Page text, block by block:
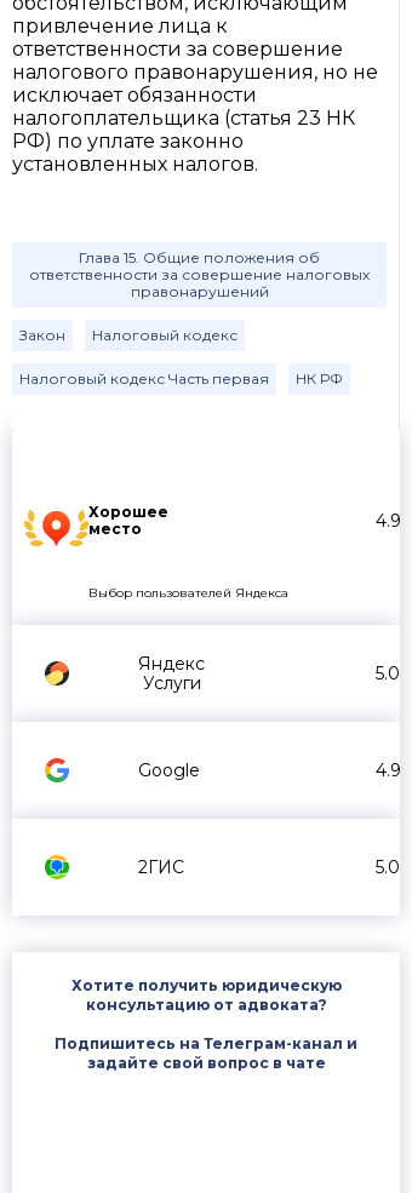
Хорошее
место
4.9
Выбор пользователей Яндекса
Яндекс
Услуги
5.0
Google 4.9
2ГИС 5.0
Хотите получить юридическую
консультацию от адвоката?
Подпишитесь на Телеграм-канал и
задайте свой вопрос в чате
привлечение лица к
ответственности за совершение
налогового правонарушения, но не
исключает обязанности
налогоплательщика (статья 23 НК
РФ) по уплате законно
установленных налогов.
Глава 15. Общие положения об
ответственности за совершение налоговых
правонарушений
Закон Налоговый кодекс
Налоговый кодекс Часть первая НК РФ